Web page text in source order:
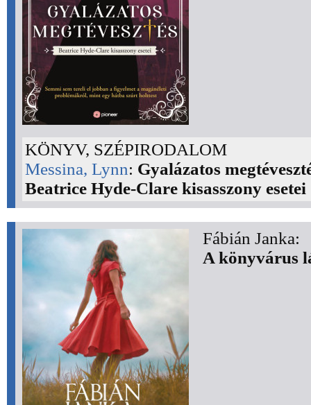
KÖNYV, SZÉPIRODALOM
Messina, Lynn: Gyalázatos
Beatrice Hyde-Clare kisasszony esetei
Fábián Janka:
A könyvárus